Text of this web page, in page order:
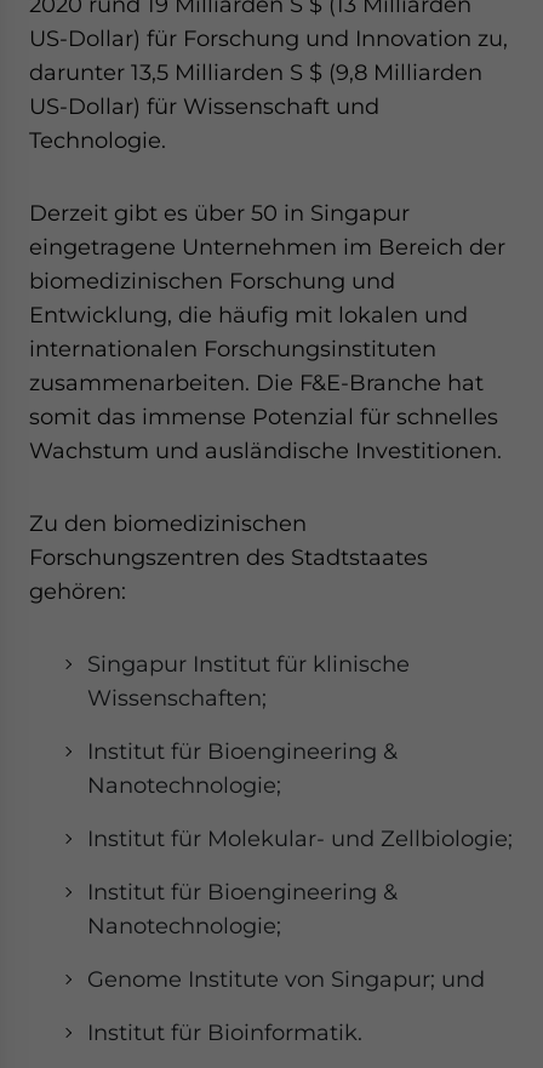
US-Dollar) für Forschung und Innovation zu,
darunter 13,5 Milliarden S $ (9,8 Milliarden
US-Dollar) für Wissenschaft und
Technologie.
Derzeit gibt es über 50 in Singapur
eingetragene Unternehmen im Bereich der
biomedizinischen Forschung und
Entwicklung, die häufig mit lokalen und
internationalen Forschungsinstituten
zusammenarbeiten. Die F&E-Branche hat
somit das immense Potenzial für schnelles
Wachstum und ausländische Investitionen.
Zu den biomedizinischen
Forschungszentren des Stadtstaates
gehören:
Singapur Institut für klinische
Wissenschaften;
Institut für Bioengineering &
Nanotechnologie;
Institut für Molekular- und Zellbiologie;
Institut für Bioengineering &
Nanotechnologie;
Genome Institute von Singapur; und
Institut für Bioinformatik.